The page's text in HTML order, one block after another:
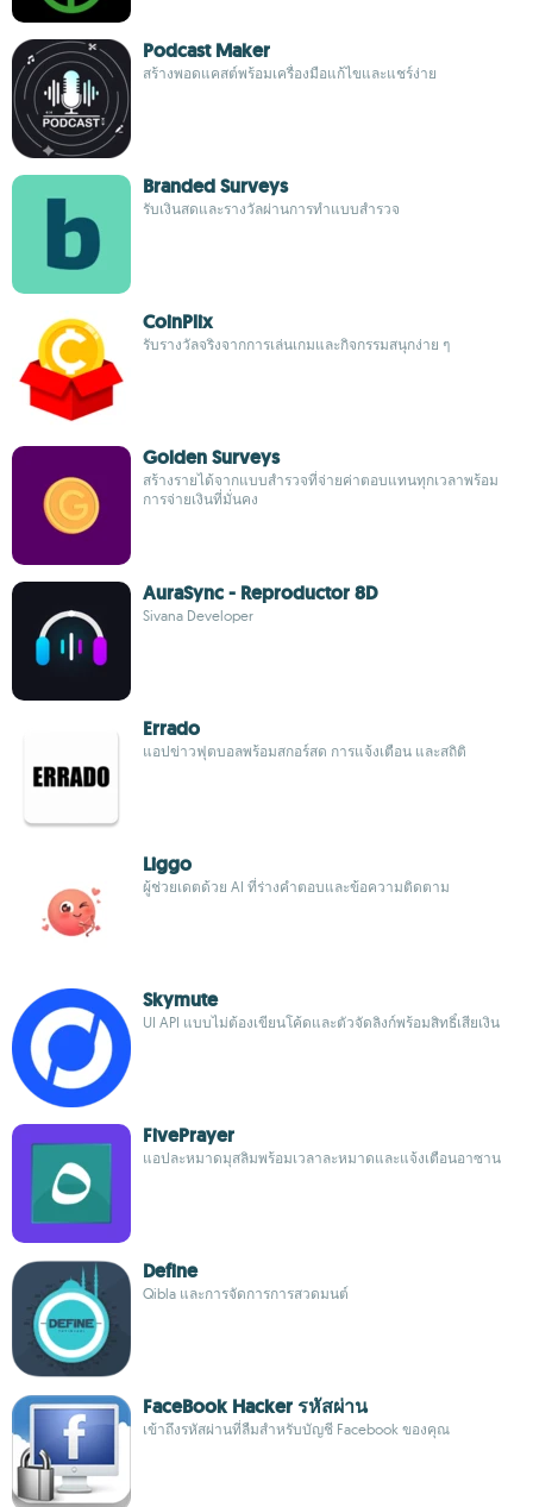
Podcast Maker
สร้างพอดแคสต์พร้อมเครื่องมือแก้ไขและแชร์ง่าย
Branded Surveys
รับเงินสดและรางวัลผ่านการทำแบบสำรวจ
CoinPlix
รับรางวัลจริงจากการเล่นเกมและกิจกรรมสนุกง่าย ๆ
Golden Surveys
สร้างรายได้จากแบบสำรวจที่จ่ายค่าตอบแทนทุกเวลาพร้อม
การจ่ายเงินที่มั่นคง
AuraSync - Reproductor 8D
Sivana Developer
Errado
แอปข่าวฟุตบอลพร้อมสกอร์สด การแจ้งเตือน และสถิติ
Liggo
ผู้ช่วยเดตด้วย AI ที่ร่างคำตอบและข้อความติดตาม
Skymute
UI API แบบไม่ต้องเขียนโค้ดและตัวจัดลิงก์พร้อมสิทธิ์เสียเงิน
FivePrayer
แอปละหมาดมุสลิมพร้อมเวลาละหมาดและแจ้งเตือนอาซาน
Define
Qibla และการจัดการการสวดมนต์
FaceBook Hacker รหัสผ่าน
เข้าถึงรหัสผ่านที่ลืมสำหรับบัญชี Facebook ของคุณ